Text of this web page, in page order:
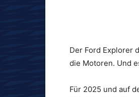
Der Ford Explorer
die Motoren. Und
Für 2025 und auf